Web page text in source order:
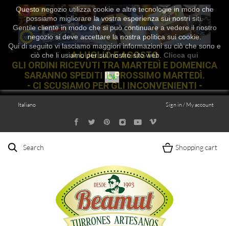
Questo negozio utilizza cookie e altre tecnologie in modo che
possiamo migliorare la vostra esperienza sui nostri siti.
Gentile cliente in modo che si può continuare a vedere il nostro
negozio si deve accettare la nostra politica sui cookie.
Qui di seguito vi lasciamo maggiori informazioni su ciò che sono e
ciò che li usiamo per sul nostro sito web. Clicca qui
Ok
A LUGLIO E AGOSTO
GLI ORDINI RICEVUTI TRA MARTEDÌ E DOMENICA
SARANNO SPEDITI IL PROSSIMO MARTEDÌ.
- CI SCUSIAMO PER GLI INCONVENIENTI -
Sign in / My account
Italiano
Search Shopping cart